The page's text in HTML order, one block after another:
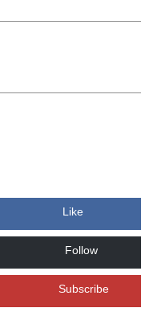
Like
Follow
Subscribe